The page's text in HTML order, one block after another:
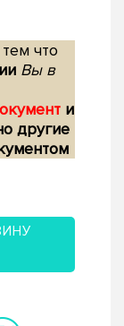
что
Вы в
и
другие